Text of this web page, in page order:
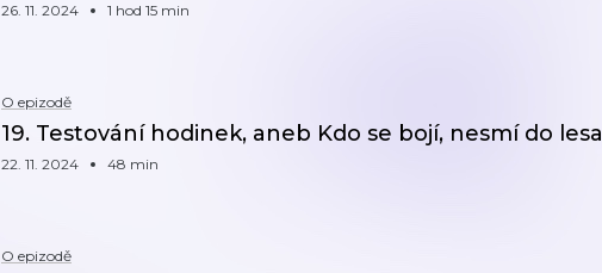
26. 11. 2024 1 hod 15 min
O epizodě
19. Testování hodinek, aneb Kdo se bojí, nesmí do lesa
22. 11. 2024 48 min
O epizodě